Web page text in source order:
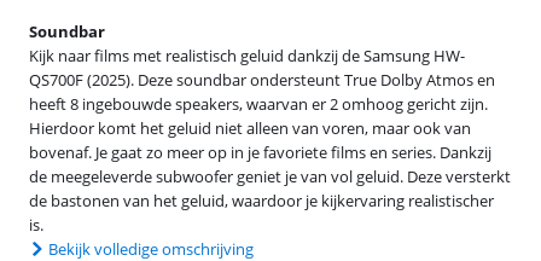
Soundbar
Kijk naar films met realistisch geluid dankzij de Samsung HW-
QS700F (2025). Deze soundbar ondersteunt True Dolby Atmos en
heeft 8 ingebouwde speakers, waarvan er 2 omhoog gericht zijn.
Hierdoor komt het geluid niet alleen van voren, maar ook van
bovenaf. Je gaat zo meer op in je favoriete films en series. Dankzij
de meegeleverde subwoofer geniet je van vol geluid. Deze versterkt
de bastonen van het geluid, waardoor je kijkervaring realistischer
is.
Bekijk volledige omschrijving